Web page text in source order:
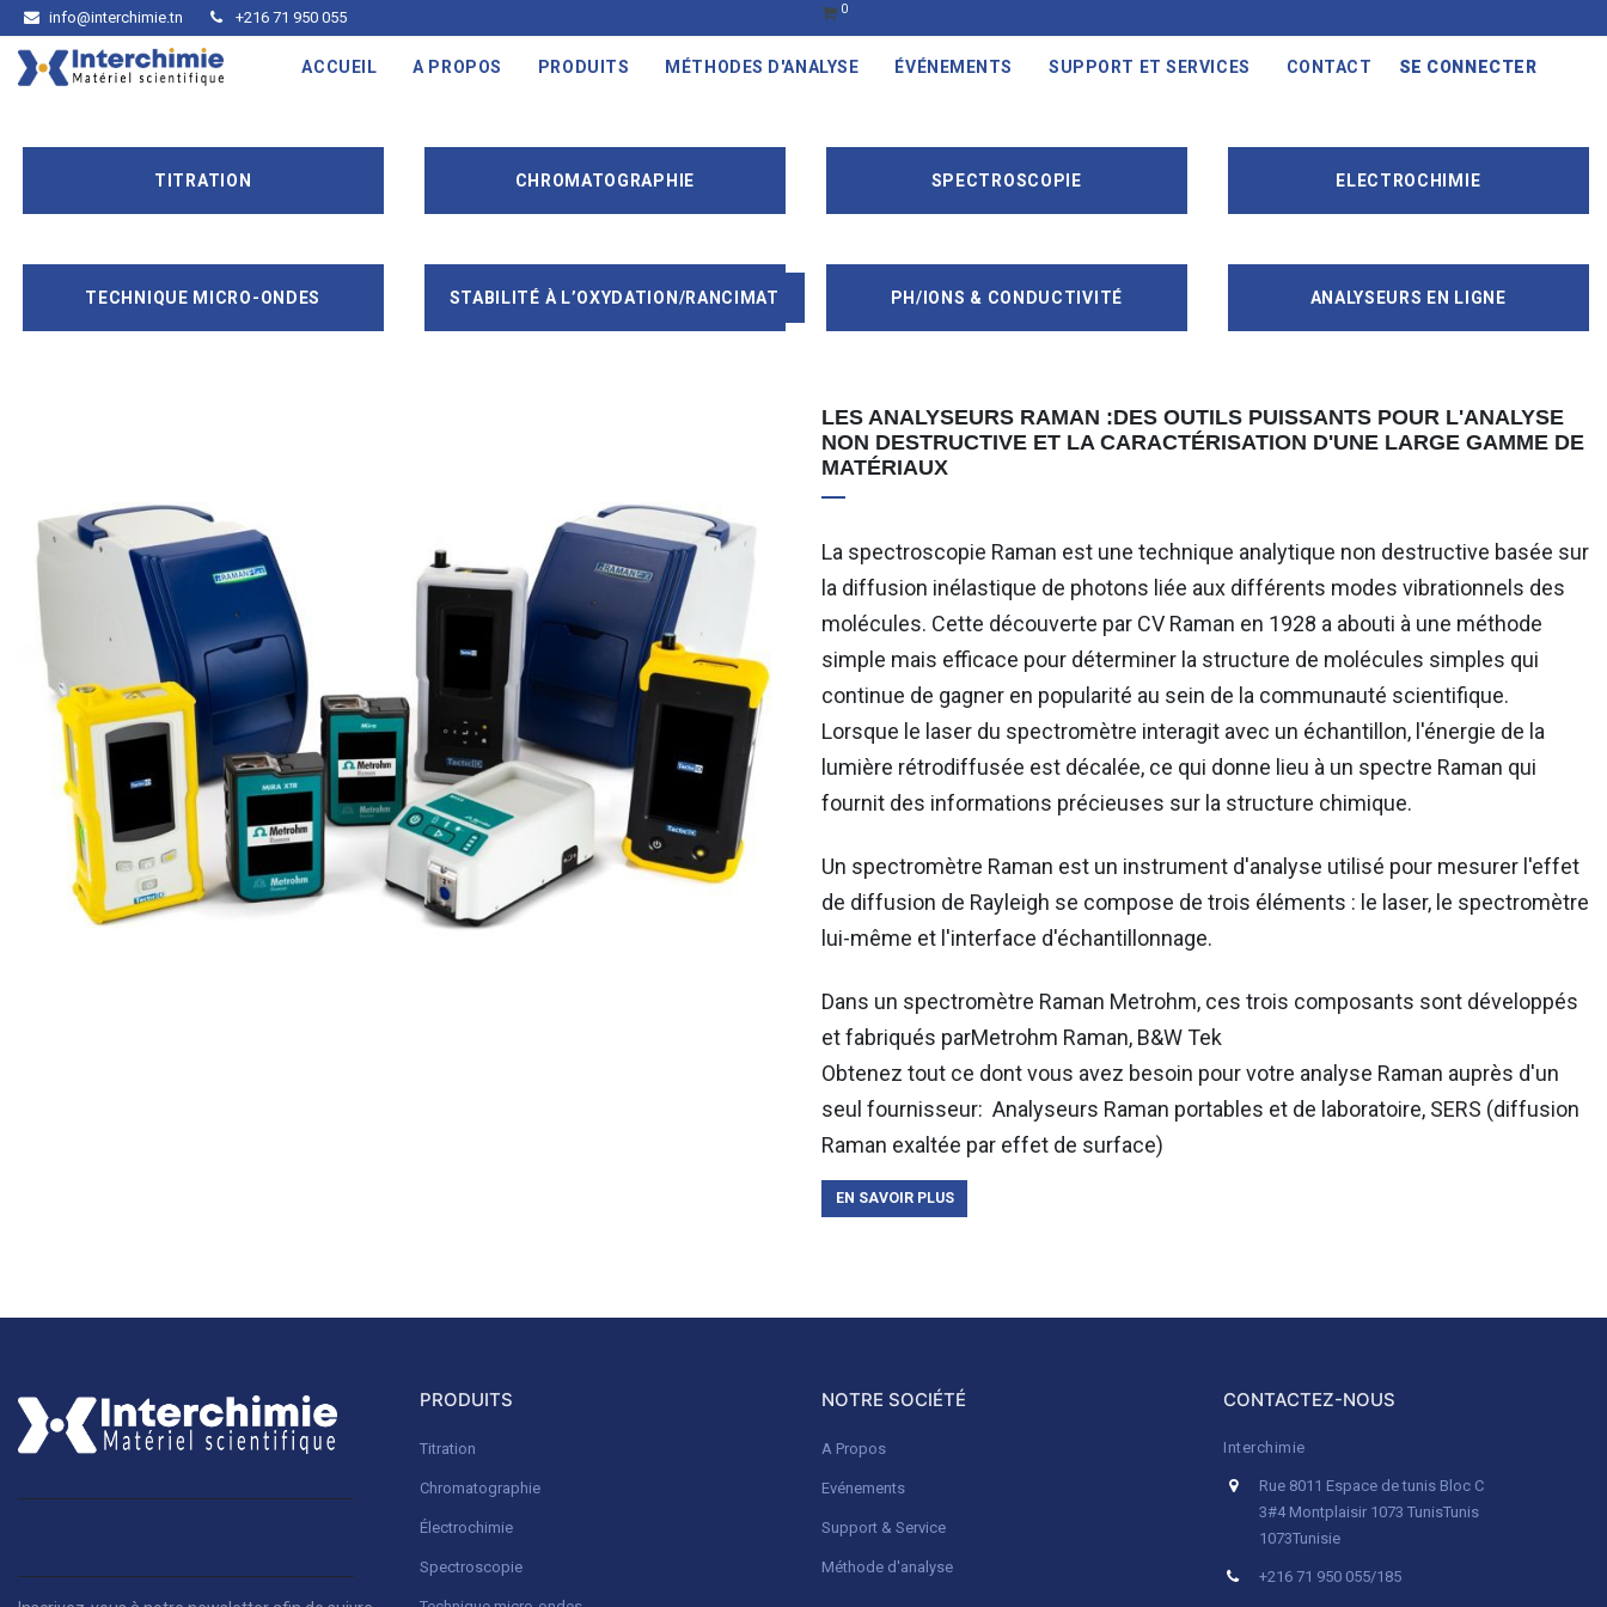
info@interchimie.tn +216 71 950 055 0
ACCUEIL A PROPOS PRODUITS MÉTHODES D'ANALYSE ÉVÉNEMENTS SUPPORT ET SERVICES CONTACT SE CONNECTER
TITRATION CHROMATOGRAPHIE SPECTROSCOPIE ELECTROCHIMIE
TECHNIQUE MICRO-ONDES STABILITÉ À L’OXYDATION/RANCIMAT PH/IONS & CONDUCTIVITÉ ANALYSEURS EN LIGNE
LES ANALYSEURS RAMAN :DES OUTILS PUISSANTS POUR L'ANALYSE
NON DESTRUCTIVE ET LA CARACTÉRISATION D'UNE LARGE GAMME DE
MATÉRIAUX
La spectroscopie Raman est une technique analytique non destructive basée sur
la diffusion inélastique de photons liée aux différents modes vibrationnels des
molécules. Cette découverte par CV Raman en 1928 a abouti à une méthode
simple mais efficace pour déterminer la structure de molécules simples qui
continue de gagner en popularité au sein de la communauté scientifique.
Lorsque le laser du spectromètre interagit avec un échantillon, l'énergie de la
lumière rétrodiffusée est décalée, ce qui donne lieu à un spectre Raman qui
fournit des informations précieuses sur la structure chimique.
Un spectromètre Raman est un instrument d'analyse utilisé pour mesurer l'effet
de diffusion de Rayleigh se compose de trois éléments : le laser, le spectromètre
lui-même et l'interface d'échantillonnage.
Dans un spectromètre Raman Metrohm, ces trois composants sont développés
et fabriqués parMetrohm Raman, B&W Tek
Obtenez tout ce dont vous avez besoin pour votre analyse Raman auprès d'un
seul fournisseur: Analyseurs Raman portables et de laboratoire, SERS (diffusion
Raman exaltée par effet de surface)
EN SAVOIR PLUS
PRODUITS
Titration
Chromatographie
Électrochimie
Spectroscopie
NOTRE SOCIÉTÉ
A Propos
Evénements
Support & Service
Méthode d'analyse
CONTACTEZ-NOUS
Interchimie
Rue 8011 Espace de tunis Bloc C
3#4 Montplaisir 1073 TunisTunis
1073Tunisie
+216 71 950 055/185